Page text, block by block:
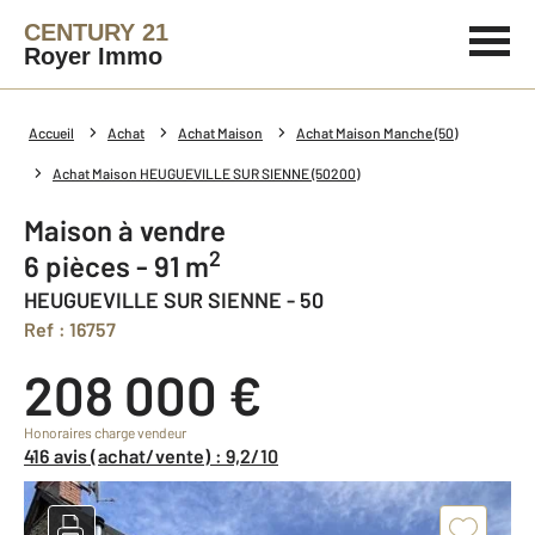
CENTURY 21
Royer Immo
Accueil Achat Achat Maison Achat Maison Manche (50)
Achat Maison HEUGUEVILLE SUR SIENNE (50200)
Maison à vendre
6 pièces - 91 m2
HEUGUEVILLE SUR SIENNE - 50
Ref : 16757
208 000 €
Honoraires charge vendeur
416 avis (achat/vente) : 9,2/10